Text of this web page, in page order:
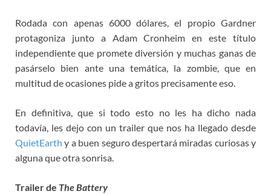
Rodada con apenas 6000 dólares, el propio Gardner
protagoniza junto a Adam Cronheim en este título
independiente que promete diversión y muchas ganas de
pasárselo bien ante una temática, la zombie, que en
multitud de ocasiones pide a gritos precisamente eso.
En definitiva, que si todo esto no les ha dicho nada
todavía, les dejo con un trailer que nos ha llegado desde
QuietEarth y a buen seguro despertará miradas curiosas y
alguna que otra sonrisa.
Trailer de The Battery